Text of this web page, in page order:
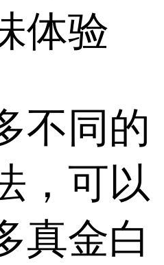
体验
不同的
，可以
真金白